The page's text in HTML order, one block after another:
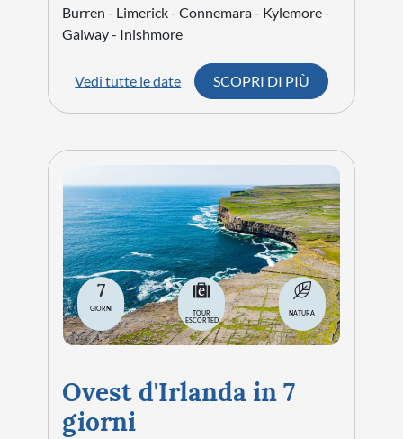
Burren - Limerick - Connemara - Kylemore -
Galway - Inishmore
Vedi tutte le date SCOPRI DI PIÙ
7
GIORNI
TOUR
ESCORTED
NATURA
Ovest d'Irlanda in 7
giorni